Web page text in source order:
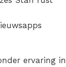
ervaring in